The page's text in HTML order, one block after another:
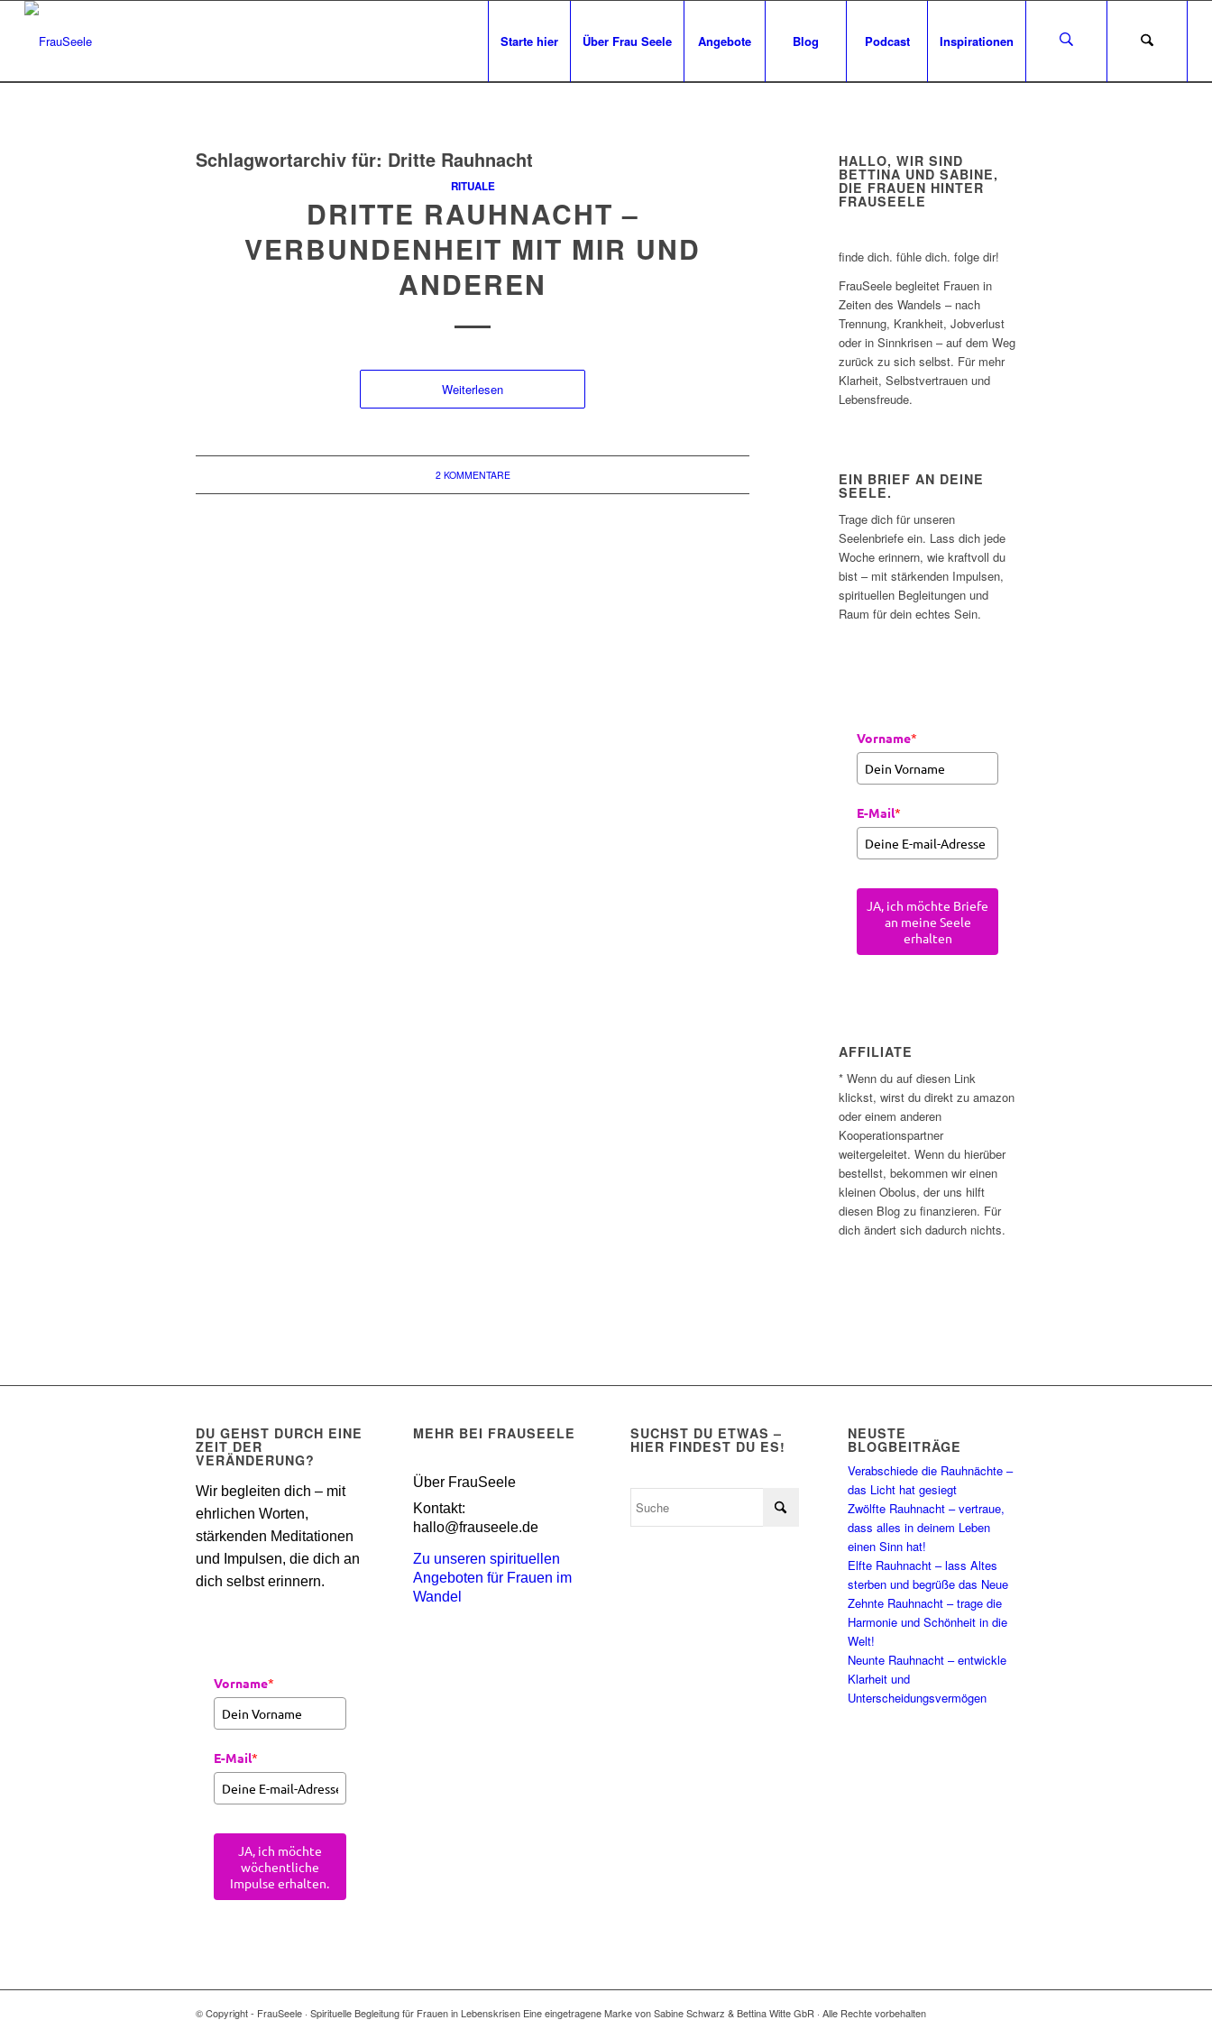
Starte hier Über Frau Seele Angebote Blog Podcast Inspirationen
Schlagwortarchiv für: Dritte Rauhnacht
RITUALE
DRITTE RAUHNACHT –
VERBUNDENHEIT MIT MIR UND
ANDEREN
Weiterlesen
2 KOMMENTARE
HALLO, WIR SIND
BETTINA UND SABINE,
DIE FRAUEN HINTER
FRAUSEELE
finde dich. fühle dich. folge dir!
FrauSeele begleitet Frauen in
Zeiten des Wandels – nach
Trennung, Krankheit, Jobverlust
oder in Sinnkrisen – auf dem Weg
zurück zu sich selbst. Für mehr
Klarheit, Selbstvertrauen und
Lebensfreude.
EIN BRIEF AN DEINE
SEELE.
Trage dich für unseren
Seelenbriefe ein. Lass dich jede
Woche erinnern, wie kraftvoll du
bist – mit stärkenden Impulsen,
spirituellen Begleitungen und
Raum für dein echtes Sein.
Vorname*
E-Mail*
JA, ich möchte Briefe
an meine Seele
erhalten
AFFILIATE
* Wenn du auf diesen Link
klickst, wirst du direkt zu amazon
oder einem anderen
Kooperationspartner
weitergeleitet. Wenn du hierüber
bestellst, bekommen wir einen
kleinen Obolus, der uns hilft
diesen Blog zu finanzieren. Für
dich ändert sich dadurch nichts.
DU GEHST DURCH EINE
ZEIT DER
VERÄNDERUNG?
Wir begleiten dich – mit
ehrlichen Worten,
stärkenden Meditationen
und Impulsen, die dich an
dich selbst erinnern.
Vorname*
E-Mail*
JA, ich möchte
wöchentliche
Impulse erhalten.
MEHR BEI FRAUSEELE
Über FrauSeele
Kontakt:
hallo@frauseele.de
Zu unseren spirituellen
Angeboten für Frauen im
Wandel
SUCHST DU ETWAS –
HIER FINDEST DU ES!
NEUSTE
BLOGBEITRÄGE
Verabschiede die Rauhnächte –
das Licht hat gesiegt
Zwölfte Rauhnacht – vertraue,
dass alles in deinem Leben
einen Sinn hat!
Elfte Rauhnacht – lass Altes
sterben und begrüße das Neue
Zehnte Rauhnacht – trage die
Harmonie und Schönheit in die
Welt!
Neunte Rauhnacht – entwickle
Klarheit und
Unterscheidungsvermögen
© Copyright - FrauSeele · Spirituelle Begleitung für Frauen in Lebenskrisen Eine eingetragene Marke von Sabine Schwarz & Bettina Witte GbR · Alle Rechte vorbehalten